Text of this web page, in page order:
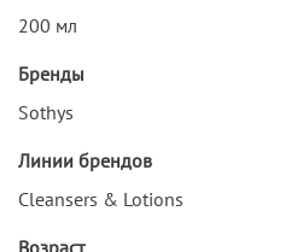
200 мл
Бренды
Sothys
Линии брендов
Cleansers & Lotions
Возраст